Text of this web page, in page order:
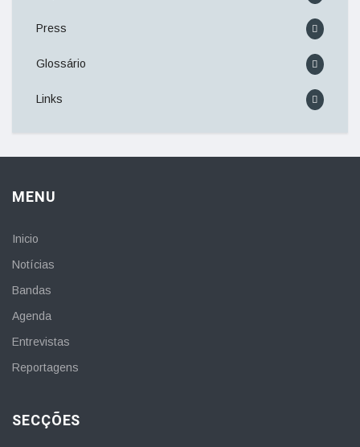
Press
Glossário
Links
MENU
Inicio
Notícias
Bandas
Agenda
Entrevistas
Reportagens
SECÇÕES